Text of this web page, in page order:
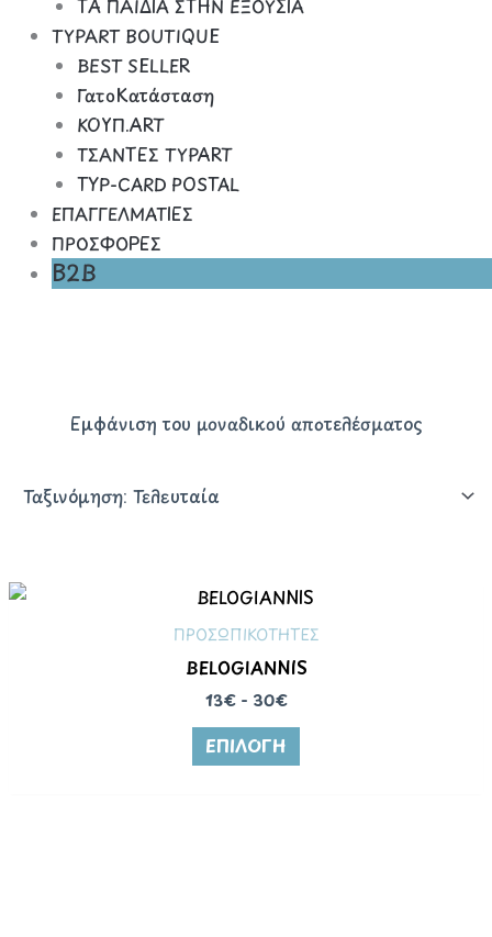
ΤΑ ΠΑΙΔΙΑ ΣΤΗΝ ΕΞΟΥΣΙΑ
TYPART BOUTIQUE
BEST SELLER
ΓατοΚατάσταση
ΚΟΥΠ.ART
ΤΣΑΝΤΕΣ TYPART
TYP-CARD POSTAL
ΕΠΑΓΓΕΛΜΑΤΙΕΣ
ΠΡΟΣΦΟΡΕΣ
B2B
Εμφάνιση του μοναδικού αποτελέσματος
ΠΡΟΣΩΠΙΚΟΤΗΤΕΣ
BELOGIANNIS
13€ - 30€
ΕΠΙΛΟΓΉ